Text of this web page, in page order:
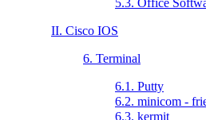
5.3. Office
II. Cisco IOS
6. Terminal
6.1. Putty
6.2. minicom -
6.3. kermit